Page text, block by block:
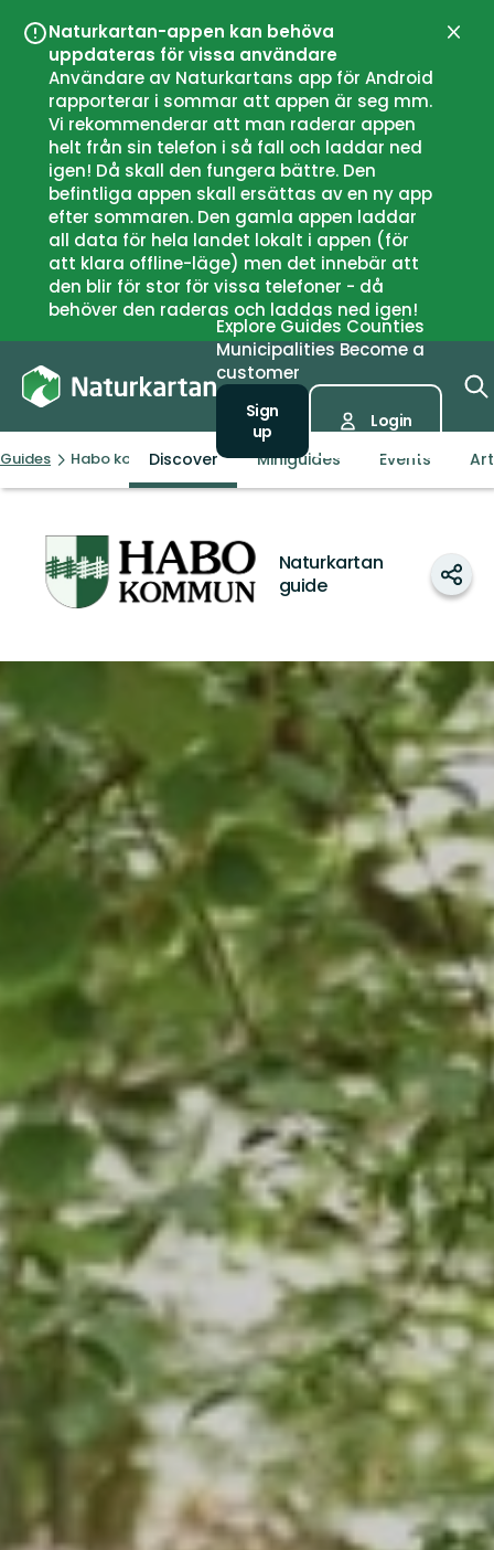
Naturkartan-appen kan behöva
uppdateras för vissa användare
Användare av Naturkartans app för Android
rapporterar i sommar att appen är seg mm.
Vi rekommenderar att man raderar appen
helt från sin telefon i så fall och laddar ned
igen! Då skall den fungera bättre. Den
befintliga appen skall ersättas av en ny app
efter sommaren. Den gamla appen laddar
all data för hela landet lokalt i appen (för
att klara offline-läge) men det innebär att
den blir för stor för vissa telefoner - då
behöver den raderas och laddas ned igen!
Close
Explore Guides Counties
Municipalities Become a
customer
Sign
up
Login
Guides Habo kommunDiscover Miniguides Events
Naturkartan
guide